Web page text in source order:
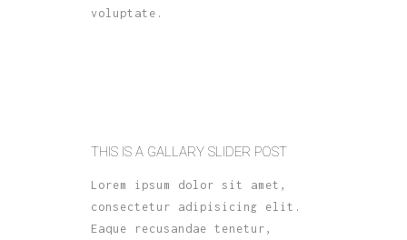
voluptate.
THIS IS A GALLARY SLIDER POST
Lorem ipsum dolor sit amet,
consectetur adipisicing elit.
Eaque recusandae tenetur,